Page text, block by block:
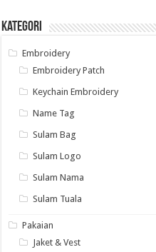
Kategori
Embroidery
Embroidery Patch
Keychain Embroidery
Name Tag
Sulam Bag
Sulam Logo
Sulam Nama
Sulam Tuala
Pakaian
Jaket & Vest